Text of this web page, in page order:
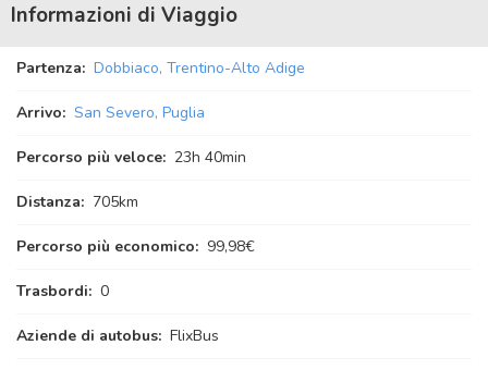
Informazioni di Viaggio
Partenza: Dobbiaco, Trentino-Alto Adige
Arrivo: San Severo, Puglia
Percorso più veloce: 23h 40min
Distanza: 705km
Percorso più economico: 99,98€
Trasbordi: 0
Aziende di autobus: FlixBus